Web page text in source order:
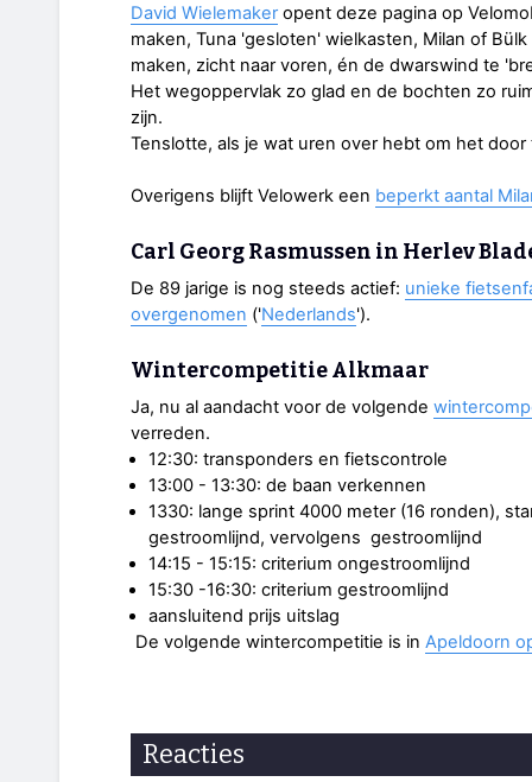
David Wielemaker opent deze pagina op
maken, Tuna 'gesloten' wielkasten, Milan of
maken, zicht naar voren, én de dwarswind te
Het wegoppervlak zo glad en de bochten zo
zijn.
Tenslotte, als je wat uren over hebt om het
Overigens blijft Velowerk een beperkt aantal
Carl Georg Rasmussen in Herlev
De 89 jarige is nog steeds actief: unieke
overgenomen ('Nederlands').
Wintercompetitie Alkmaar
Ja, nu al aandacht voor de volgende
verreden.
12:30: transponders en fietscontrole
13:00 - 13:30: de baan verkennen
1330: lange sprint 4000 meter (16 ronden),
gestroomlijnd, vervolgens gestroomlijnd
14:15 - 15:15: criterium ongestroomlijnd
15:30 -16:30: criterium gestroomlijnd
aansluitend prijs uitslag
De volgende wintercompetitie is in Apeldoorn
Reacties